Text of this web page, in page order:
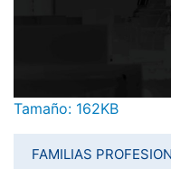
Haga clic aquí para
Tamaño: 162KB
FAMILIAS